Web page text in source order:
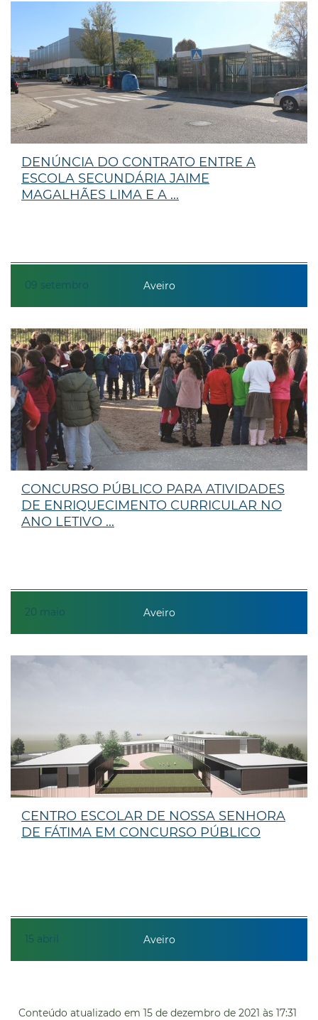
09 setembro
DENÚNCIA DO CONTRATO ENTRE A
ESCOLA SECUNDÁRIA JAIME
MAGALHÃES LIMA E A ...
Aveiro
20 maio
CONCURSO PÚBLICO PARA ATIVIDADES
DE ENRIQUECIMENTO CURRICULAR NO
ANO LETIVO ...
Aveiro
15 abril
CENTRO ESCOLAR DE NOSSA SENHORA
DE FÁTIMA EM CONCURSO PÚBLICO
Aveiro
Conteúdo atualizado em 15 de dezembro de 2021 às 17:31